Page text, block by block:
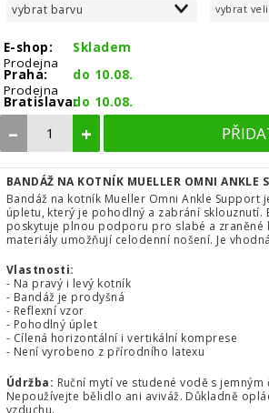
vybrat barvu vybrat
E-shop:
Skladem
Prodejna
Praha:
do 10.08.
Prodejna
Bratislava:do 10.08.
– +
BANDÁŽ NA KOTNÍK MUELLER OMNI ANKLE
Bandáž na kotník Mueller Omni Ankle Support
úpletu, který je pohodlný a zabrání sklouznutí.
poskytuje plnou podporu pro slabé a zraněné
materiály umožňují celodenní nošení. Je
Vlastnosti:
- Na pravý i levý kotník
- Bandáž je prodyšná
- Reflexní vzor
- Pohodlný úplet
- Cílená horizontální i vertikální komprese
- Není vyrobeno z přírodního latexu
Údržba: Ruční mytí ve studené vodě s
Nepoužívejte bělidlo ani aviváž. Důkladně